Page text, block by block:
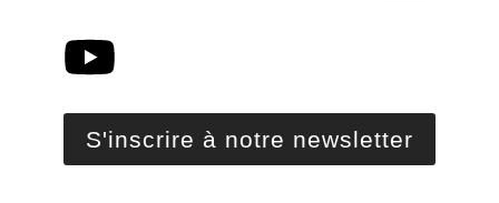
S'inscrire à notre newsletter